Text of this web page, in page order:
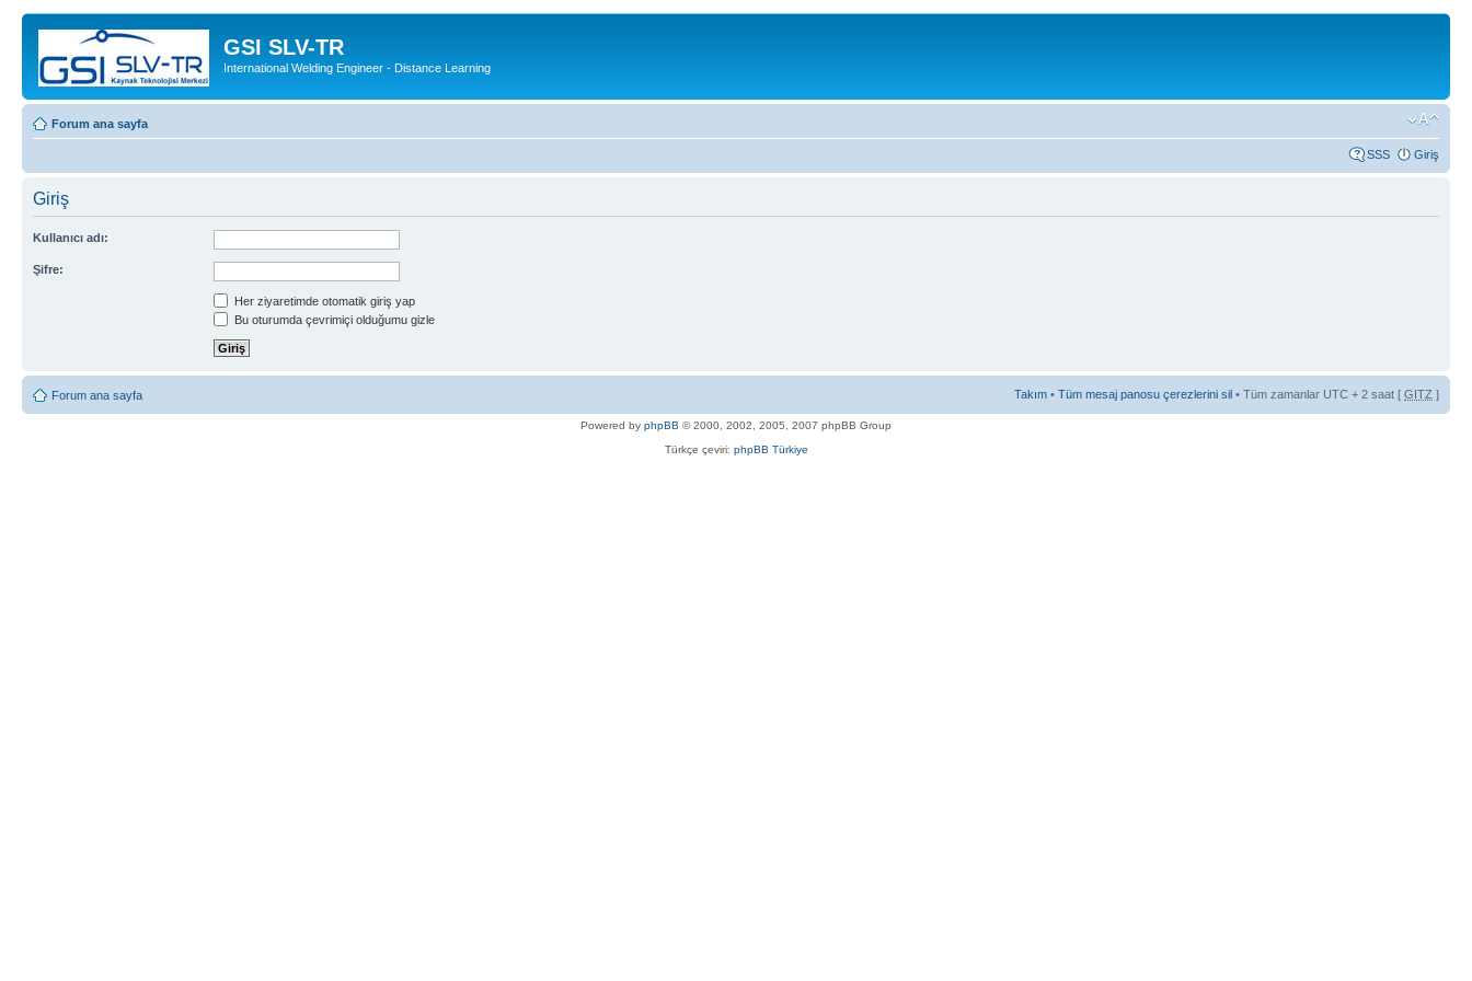
GSI SLV-TR
International Welding Engineer - Distance Learning
Forum ana sayfa
SSS Giriş
Giriş
Kullanıcı adı:
Şifre:
Her ziyaretimde otomatik giriş yap
Bu oturumda çevrimiçi olduğumu gizle
Forum ana sayfa Takım • Tüm mesaj panosu çerezlerini sil • Tüm zamanlar UTC + 2 saat [ GITZ ]
Powered by phpBB © 2000, 2002, 2005, 2007 phpBB Group
Türkçe çeviri: phpBB Türkiye